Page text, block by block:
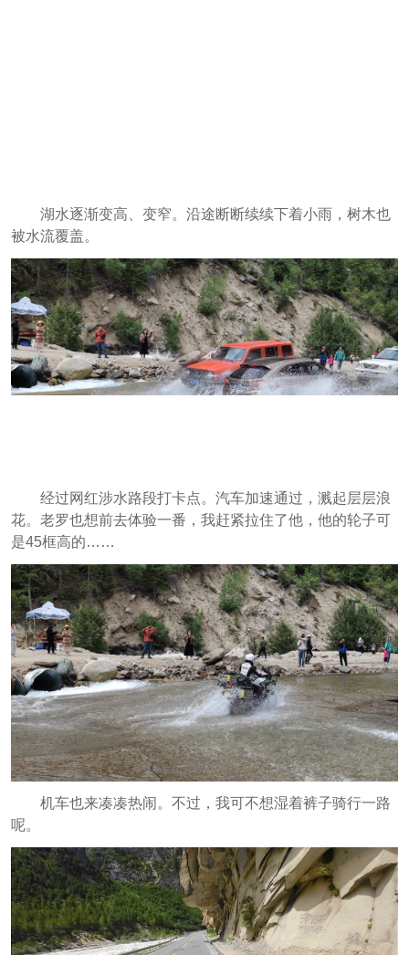
湖水逐渐变高、变窄。沿途断断续续下着小雨，树木也
被水流覆盖。
经过网红涉水路段打卡点。汽车加速通过，溅起层层浪
花。老罗也想前去体验一番，我赶紧拉住了他，他的轮子可
是45框高的……
机车也来凑凑热闹。不过，我可不想湿着裤子骑行一路
呢。